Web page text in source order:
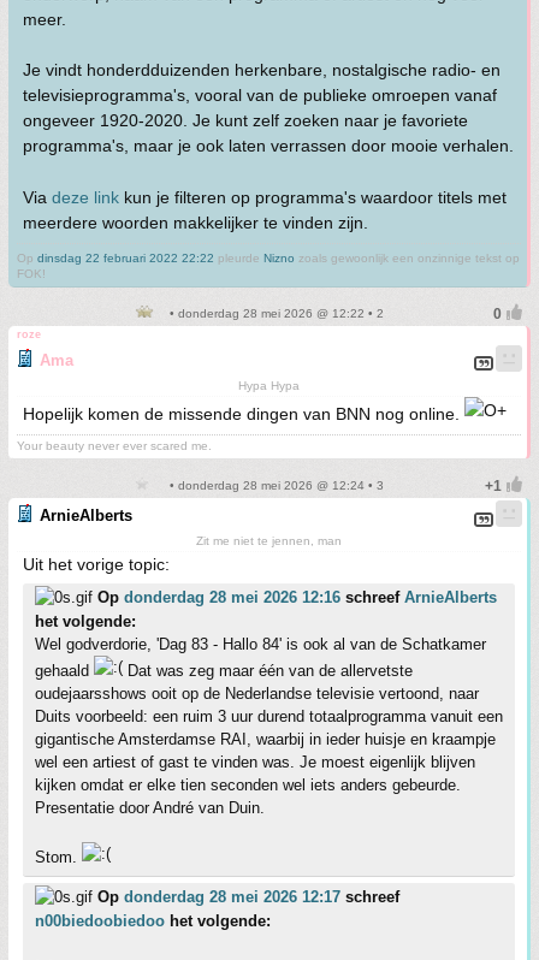
meer.
Je vindt honderdduizenden herkenbare, nostalgische radio- en
televisieprogramma's, vooral van de publieke omroepen vanaf
ongeveer 1920-2020. Je kunt zelf zoeken naar je favoriete
programma's, maar je ook laten verrassen door mooie verhalen.
Via deze link kun je filteren op programma's waardoor titels met
meerdere woorden makkelijker te vinden zijn.
Op dinsdag 22 februari 2022 22:22 pleurde Nizno zoals gewoonlijk een onzinnige tekst op
FOK!
• donderdag 28 mei 2026 @ 12:22 • 2
roze
Ama
Hypa Hypa
Hopelijk komen de missende dingen van BNN nog online.
Your beauty never ever scared me.
• donderdag 28 mei 2026 @ 12:24 • 3
ArnieAlberts
Zit me niet te jennen, man
Uit het vorige topic:
Op donderdag 28 mei 2026 12:16 schreef ArnieAlberts
het volgende:
Wel godverdorie, 'Dag 83 - Hallo 84' is ook al van de Schatkamer
gehaald
Dat was zeg maar één van de allervetste
oudejaarsshows ooit op de Nederlandse televisie vertoond, naar
Duits voorbeeld: een ruim 3 uur durend totaalprogramma vanuit een
gigantische Amsterdamse RAI, waarbij in ieder huisje en kraampje
wel een artiest of gast te vinden was. Je moest eigenlijk blijven
kijken omdat er elke tien seconden wel iets anders gebeurde.
Presentatie door André van Duin.
Stom.
Op donderdag 28 mei 2026 12:17 schreef
n00biedoobiedoo het volgende: